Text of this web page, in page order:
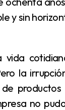
y sin
la
no